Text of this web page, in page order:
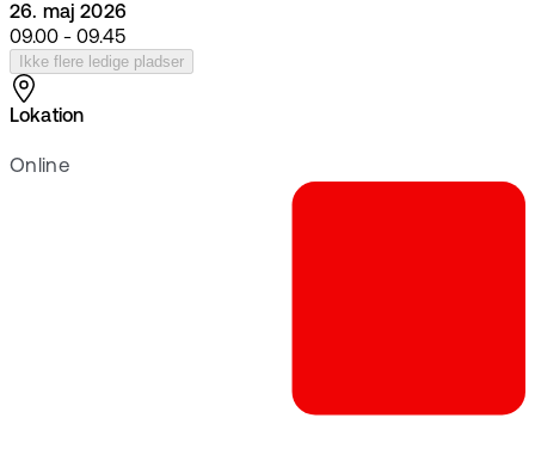
26. maj 2026
09.00 - 09.45
Ikke flere ledige pladser
Lokation
Online